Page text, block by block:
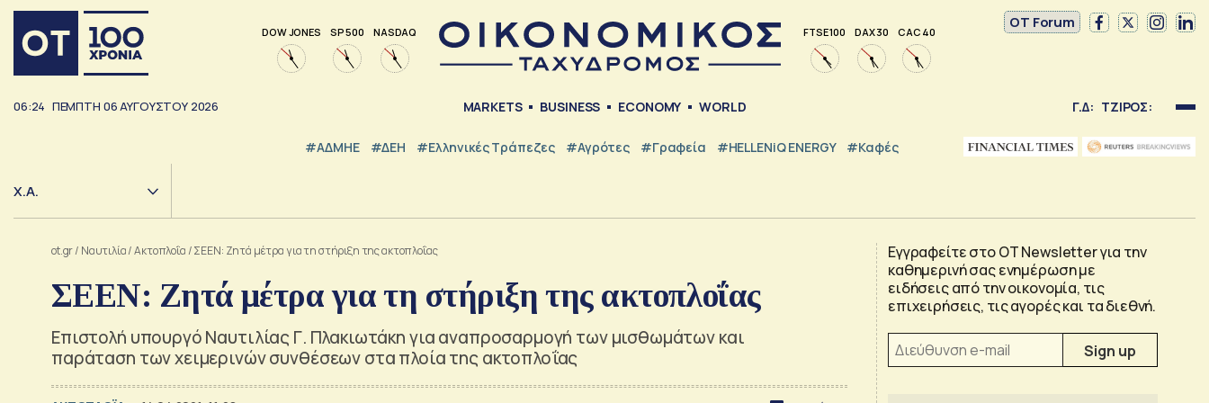
DOW JONES SP 500 NASDAQ FTSE 100 DAX 30 CAC 40
OT Forum
06:24 ΠΕΜΠΤΗ 06ΑΥΓΟΥΣΤΟΥ 2026 MARKETS BUSINESS ECONOMY WORLD Γ.Δ: ΤΖΙΡΟΣ:
#ΑΔΜΗΕ #ΔΕΗ #ελληνικές Τράπεζες #Αγρότες #Γραφεία #HELLENiQ ENERGY #καφές
Χ.Α.
ot.gr/ Ναυτιλία/Ακτοπλοΐα /ΣΕΕΝ: Ζητά μέτρα για τη στήριξη της ακτοπλοΐας
ΣΕΕΝ: Ζητά μέτρα για τη στήριξη της ακτοπλοΐας
Επιστολή υπουργό Ναυτιλίας Γ. Πλακιωτάκη για αναπροσαρμογή των μισθωμάτων και
παράταση των χειμερινών συνθέσεων στα πλοία της ακτοπλοΐας
Εγγραφείτε στο OT Newsletter για την
καθημερινή σας ενημέρωση με
ειδήσεις από την οικονομία, τις
επιχειρήσεις, τις αγορές και τα διεθνή.